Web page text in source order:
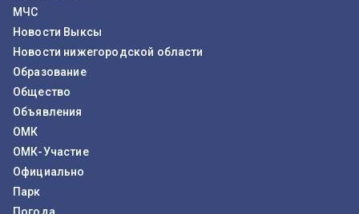
МЧС
Новости Выксы
Новости нижегородской области
Образование
Общество
Объявления
ОМК
ОМК-Участие
Официально
Парк